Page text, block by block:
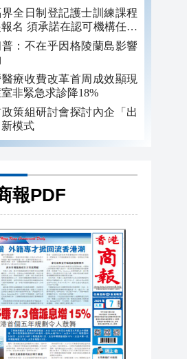
全日制登記護士訓練課程
名 須承諾在認可機構任職
年：不在乎因格陵蘭島影響
療收費改革首周成效顯現
非緊急求診降18%
策組研討會探討內企「出
模式
報PDF